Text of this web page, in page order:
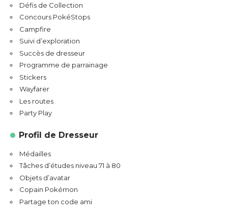
Défis de Collection
Concours PokéStops
Campfire
Suivi d’exploration
Succès de dresseur
Programme de parrainage
Stickers
Wayfarer
Les routes
Party Play
Profil de Dresseur
Médailles
Tâches d’études niveau 71 à 80
Objets d’avatar
Copain Pokémon
Partage ton code ami